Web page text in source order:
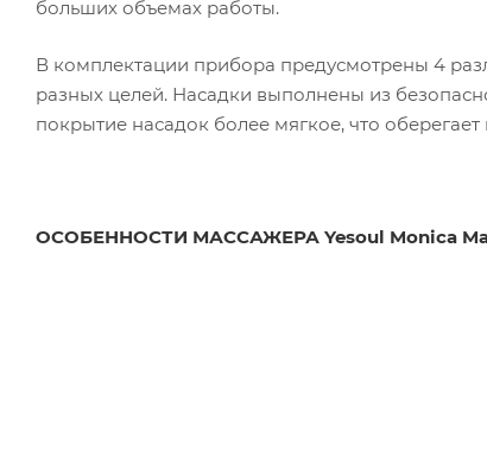
больших объемах работы.
В комплектации прибора предусмотрены 4
разных целей. Насадки выполнены из
покрытие насадок более мягкое, что
ОСОБЕННОСТИ МАССАЖЕРА Yesoul Monica